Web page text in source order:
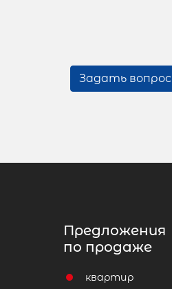
Задать вопрос
Предложения
по продаже
квартир